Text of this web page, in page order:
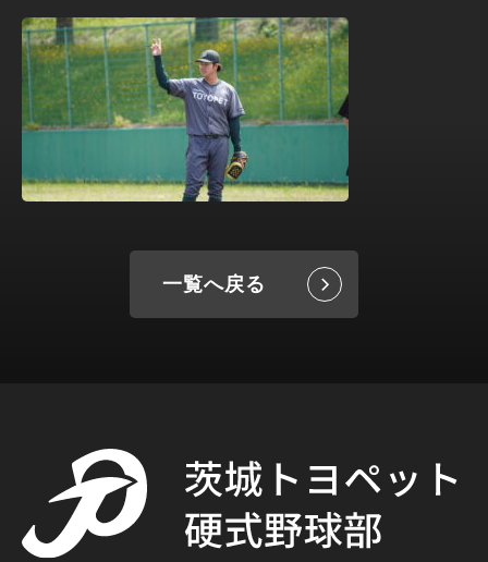
一覧へ戻る